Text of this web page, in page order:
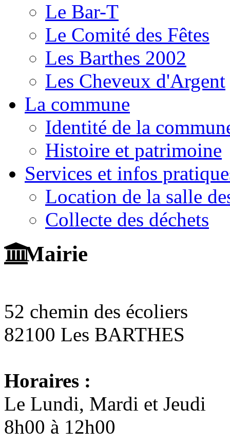
Le Bar-T
Le Comité des Fêtes
Les Barthes 2002
Les Cheveux d'Argent
La commune
Identité de la
Histoire et patrimoine
Services et infos
Location de la salle
Collecte des déchets
Mairie
52 chemin des écoliers
82100 Les BARTHES
Horaires :
Le Lundi, Mardi et Jeudi
8h00 à 12h00